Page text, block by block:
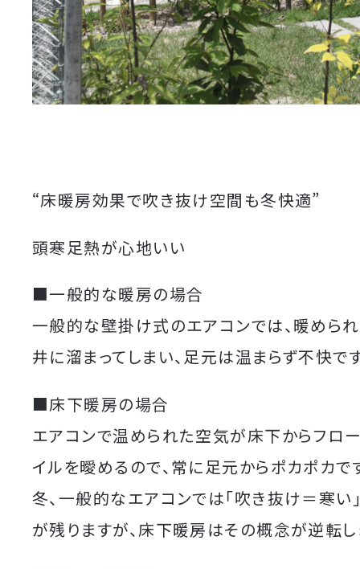
“床暖房効果で吹き抜け空間も冬快適”
頭寒足熱が心地いい
■一般的な暖房の場合
一般的な壁掛け式のエアコンでは、暖めら
井に溜まってしまい、足元は温まらず不快で
■床下暖房の場合
エアコンで温められた空気が床下からフロ
イルを曖めるので、常に足元からポカポカで
冬、一般的なエアコンでは「吹き抜け＝寒い
が残りますが、床下暖房はその概念が逆転し